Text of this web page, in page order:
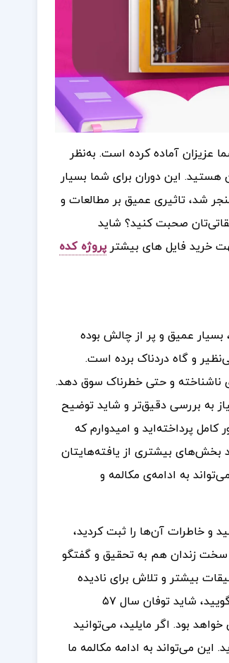
عزیزان آماده کرده است. به‌نظر
این دوران برای شما بسیار
(1979) به توفان انقلاب اسلامی منجر شد، تاثیری عمیق بر مطالعات و
صحبت کنید؟ شاید
خرید فایل های بیشترپروژه کده
بسیار عمیق و پر از چالش بوده
و گاه دردناک برده است.
ناشناخته و حتی خطرناک سوق دهد.
به بررسی دقیق‌تر و شاید توضیح
پرداخته‌اید و امیدوارم که
بخش‌های بیشتری از یافته‌هایتان
به ادامه‌ی مکالمه و
و خاطرات آن‌ها را ثبت کردید،
سخت زندان هم به تحقیق و گفتگو
بیشتر و تلاش برای نادیده
نگرفتن حقیقت و عدم آلوده شدن به بغض و کینه، گامی قابل تحسین است. همان‌طور که می‌گویید، شاید توفان سال ۵۷
بود. اگر مایلید، می‌توانید
این می‌تواند به ادامه مکالمه ما